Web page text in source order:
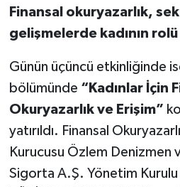
Finansal okuryazarlık,
gelişmelerde kadının rolü
Günün üçüncü etkinliğinde
bölümünde “Kadınlar İçin
Okuryazarlık ve Erişim”
yatırıldı. Finansal
Kurucusu Özlem Denizmen
Sigorta A.Ş. Yönetim Kurulu